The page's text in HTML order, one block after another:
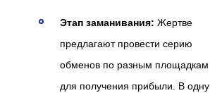
Этап заманивания: Жертве
предлагают провести серию
обменов по разным площадкам
для получения прибыли. В одну